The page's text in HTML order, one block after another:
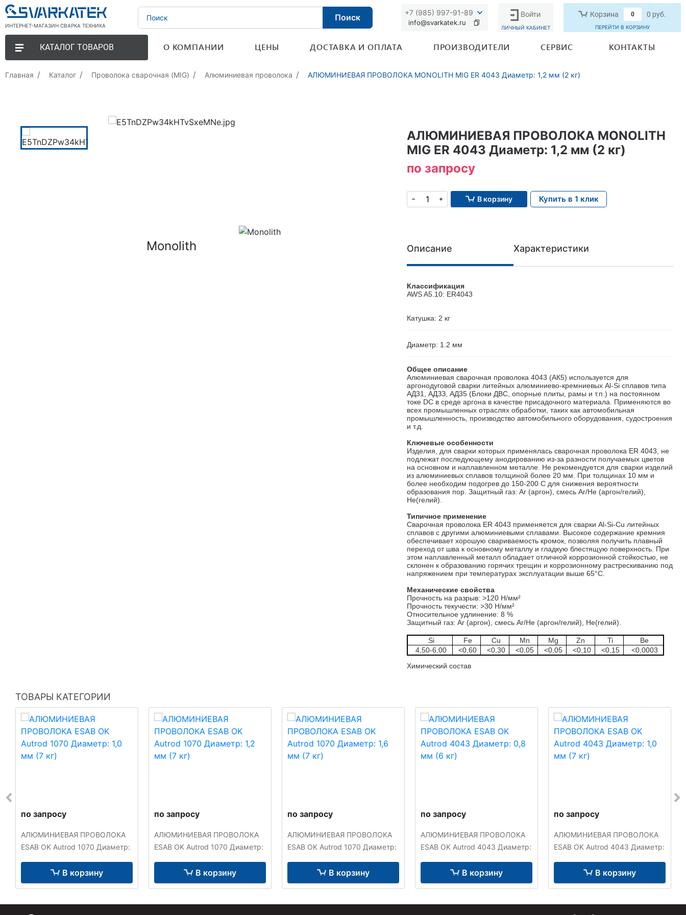
ИНТЕРНЕТ-МАГАЗИН СВАРКА ТЕХНИКА
Поиск +7 (985) 997-91-89
info@svarkatek.ru
Войти
ЛИЧНЫЙ КАБИНЕТ
Корзина 0 0 руб.
ПЕРЕЙТИ В КОРЗИНУ
КАТАЛОГ ТОВАРОВ О КОМПАНИИ ЦЕНЫ ДОСТАВКА И ОПЛАТА ПРОИЗВОДИТЕЛИ СЕРВИС КОНТАКТЫ
Главная Каталог Проволока сварочная (MIG) Алюминиевая проволока АЛЮМИНИЕВАЯ ПРОВОЛОКА MONOLITH MIG ER 4043 Диаметр: 1,2 мм (2 кг)
Monolith
АЛЮМИНИЕВАЯ ПРОВОЛОКА MONOLITH
MIG ER 4043 Диаметр: 1,2 мм (2 кг)
по запросу
В корзину Купить в 1 клик
Описание Характеристики
Классификация
AWS A5.10: ER4043
Катушка: 2 кг
Диаметр: 1.2 мм
Общее описание
Алюминиевая сварочная проволока 4043 (АК5) используется для
аргонодуговой сварки литейных алюминиево-кремниевых Al-Si сплавов типа
АД31, АДЗЗ, АД35 (Блоки ДВС, опорные плиты, рамы и т.п.) на постоянном
токе DС в среде аргона в качестве присадочного материала. Применяются во
всех промышленных отраслях обработки, таких как автомобильная
промышленность, производство автомобильного оборудования, судостроения
и т.д.
Ключевые особенности
Изделия, для сварки которых применялась сварочная проволока ЕR 4043, не
подлежат последующему анодированию из-за разности получаемых цветов
на основном и наплавленном металле. Не рекомендуется для сварки изделий
из алюминиевых сплавов толщиной более 20 мм. При толщинах 10 мм и
более необходим подогрев до 150-200 С для снижения вероятности
образования пор. Защитный газ: Ar (аргон), смесь Ar/He (аргон/гелий),
He(гелий).
Типичное применение
Сварочная проволока ER 4043 применяется для сварки Al-Si-Cu литейных
сплавов с другими алюминиевыми сплавами. Высокое содержание кремния
обеспечивает хорошую свариваемость кромок, позволяя получить плавный
переход от шва к основному металлу и гладкую блестящую поверхность. При
этом наплавленный металл обладает отличной коррозионной стойкостью, не
склонен к образованию горячих трещин и коррозионному растрескиванию под
напряжением при температурах эксплуатации выше 65°С.
Механические свойства
Прочность на разрыв: >120 Н/мм²
Прочность текучести: >30 Н/мм²
Относительное удлинение: 8 %
Защитный газ: Ar (аргон), смесь Ar/He (аргон/гелий), He(гелий).
Химический состав
Si Fe Cu Mn Mg Zn Ti
Be
4,50-6,00
<0,60 <0,30 <0,05 <0,05 <0,10 <0,15 <0,0003
ТОВАРЫ КАТЕГОРИИ
по запросу
АЛЮМИНИЕВАЯ ПРОВОЛОКА
ESAB OK Autrod 1070 Диаметр:
В корзину
по запросу
АЛЮМИНИЕВАЯ ПРОВОЛОКА
ESAB OK Autrod 1070 Диаметр:
В корзину
по запросу
АЛЮМИНИЕВАЯ ПРОВОЛОКА
ESAB OK Autrod 1070 Диаметр:
В корзину
по запросу
АЛЮМИНИЕВАЯ ПРОВОЛОКА
ESAB OK Autrod 4043 Диаметр:
В корзину
по запросу
АЛЮМИНИЕВАЯ ПРОВОЛОКА
ESAB OK Autrod 4043 Диаметр:
В корзину